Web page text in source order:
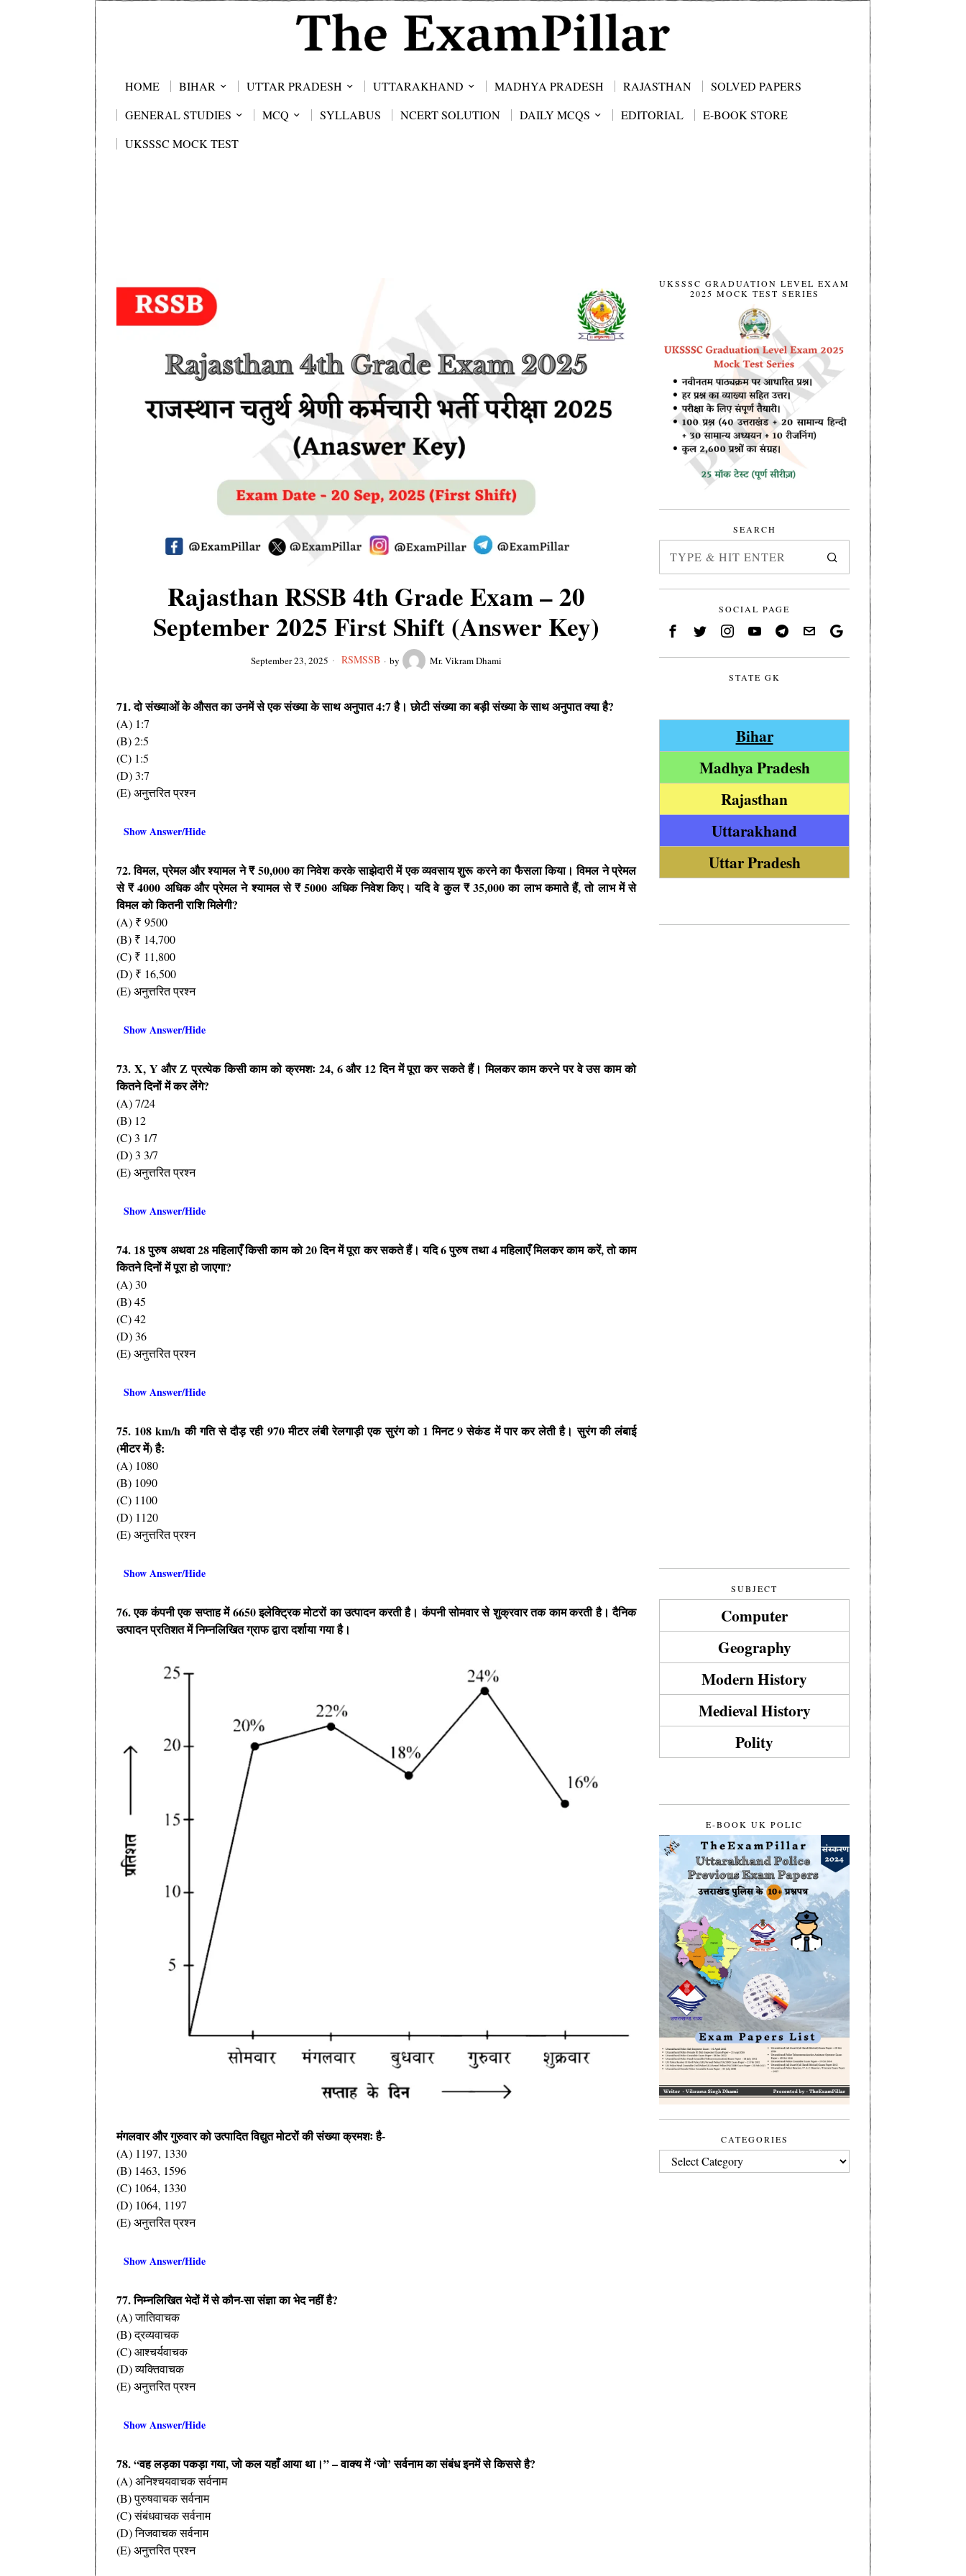
HOME BIHAR UTTAR PRADESH UTTARAKHAND MADHYA PRADESH RAJASTHAN
SOLVED PAPERS
GENERAL STUDIES
MCQ SYLLABUS NCERT SOLUTION DAILY MCQS EDITORIAL
E-BOOK STORE
UKSSSC MOCK TEST
Rajasthan RSSB 4th Grade Exam – 20
September 2025 First Shift (Answer Key)
September 23, 2025 RSMSSB by Mr. Vikram Dhami
71. दो संख्याओं के औसत का उनमें से एक संख्या के साथ अनुपात 4:7 है। छोटी संख्या का बड़ी संख्या के साथ अनुपात क्या है?
(A) 1:7
(B) 2:5
(C) 1:5
(D) 3:7
(E) अनुत्तरित प्रश्न
Show Answer/Hide
72. विमल, प्रेमल और श्यामल ने ₹ 50,000 का निवेश करके साझेदारी में एक व्यवसाय शुरू करने का फैसला किया। विमल ने प्रेमल
से ₹ 4000 अधिक और प्रेमल ने श्यामल से ₹ 5000 अधिक निवेश किए। यदि वे कुल ₹ 35,000 का लाभ कमाते हैं, तो लाभ में से
विमल को कितनी राशि मिलेगी?
(A) ₹ 9500
(B) ₹ 14,700
(C) ₹ 11,800
(D) ₹ 16,500
(E) अनुत्तरित प्रश्न
Show Answer/Hide
73. X, Y और Z प्रत्येक किसी काम को क्रमशः 24, 6 और 12 दिन में पूरा कर सकते हैं। मिलकर काम करने पर वे उस काम को
कितने दिनों में कर लेंगे?
(A) 7/24
(B) 12
(C) 3 1/7
(D) 3 3/7
(E) अनुत्तरित प्रश्न
Show Answer/Hide
74. 18 पुरुष अथवा 28 महिलाएँ किसी काम को 20 दिन में पूरा कर सकते हैं। यदि 6 पुरुष तथा 4 महिलाएँ मिलकर काम करें, तो काम
कितने दिनों में पूरा हो जाएगा?
(A) 30
(B) 45
(C) 42
(D) 36
(E) अनुत्तरित प्रश्न
Show Answer/Hide
75. 108 km/h की गति से दौड़ रही 970 मीटर लंबी रेलगाड़ी एक सुरंग को 1 मिनट 9 सेकंड में पार कर लेती है। सुरंग की लंबाई
(मीटर में) है:
(A) 1080
(B) 1090
(C) 1100
(D) 1120
(E) अनुत्तरित प्रश्न
Show Answer/Hide
76. एक कंपनी एक सप्ताह में 6650 इलेक्ट्रिक मोटरों का उत्पादन करती है। कंपनी सोमवार से शुक्रवार तक काम करती है। दैनिक
उत्पादन प्रतिशत में निम्नलिखित ग्राफ द्वारा दर्शाया गया है।
मंगलवार और गुरुवार को उत्पादित विद्युत मोटरों की संख्या क्रमशः है-
(A) 1197, 1330
(B) 1463, 1596
(C) 1064, 1330
(D) 1064, 1197
(E) अनुत्तरित प्रश्न
Show Answer/Hide
77. निम्नलिखित भेदों में से कौन-सा संज्ञा का भेद नहीं है?
(A) जातिवाचक
(B) द्रव्यवाचक
(C) आश्चर्यवाचक
(D) व्यक्तिवाचक
(E) अनुत्तरित प्रश्न
Show Answer/Hide
78. “वह लड़का पकड़ा गया, जो कल यहाँ आया था।” – वाक्य में ‘जो’ सर्वनाम का संबंध इनमें से किससे है?
(A) अनिश्चयवाचक सर्वनाम
(B) पुरुषवाचक सर्वनाम
(C) संबंधवाचक सर्वनाम
(D) निजवाचक सर्वनाम
(E) अनुत्तरित प्रश्न
UKSSSC GRADUATION LEVEL EXAM
2025 MOCK TEST SERIES
SEARCH
SOCIAL PAGE
STATE GK
Bihar
Madhya Pradesh
Rajasthan
Uttarakhand
Uttar Pradesh
SUBJECT
Computer
Geography
Modern History
Medieval History
Polity
E-BOOK UK POLIC
CATEGORIES
CATEGORIES